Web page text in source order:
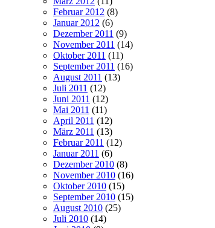
Februar 2012 (8)
Januar 2012 (6)
Dezember 2011 (9)
November 2011 (14)
Oktober 2011 (11)
September 2011 (16)
August 2011 (13)
Juli 2011 (12)
Juni 2011 (12)
Mai 2011 (11)
April 2011 (12)
März 2011 (13)
Februar 2011 (12)
Januar 2011 (6)
Dezember 2010 (8)
November 2010 (16)
Oktober 2010 (15)
September 2010 (15)
August 2010 (25)
Juli 2010 (14)